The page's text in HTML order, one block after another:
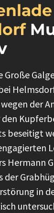
Große
der
beseitigt
Hermann
der
in